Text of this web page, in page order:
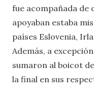
fue acompañada de
apoyaban estaba
países Eslovenia,
Además, a
sumaron al boicot
la final en sus